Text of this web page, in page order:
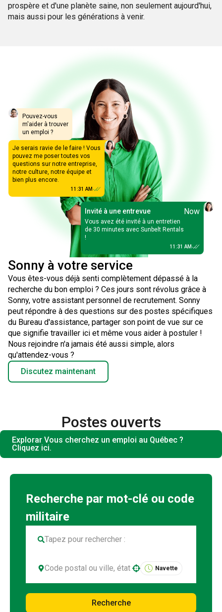
prospère et d'une planète saine, non seulement aujourd'hui,
mais aussi pour les générations à venir.
Pouvez-vous
m'aider à trouver
un emploi ?
Je serais ravie de le faire ! Vous
pouvez me poser toutes vos
questions sur notre entreprise,
notre culture, notre équipe et
bien plus encore.
11:31 AM
Invité à une entrevue Now
Vous avez été invité à un entretien
de 30 minutes avec Sunbelt Rentals
!
11:31 AM
Sonny à votre service
Vous êtes-vous déjà senti complètement dépassé à la
recherche du bon emploi ? Ces jours sont révolus grâce à
Sonny, votre assistant personnel de recrutement. Sonny
peut répondre à des questions sur des postes spécifiques
du Bureau d'assistance, partager son point de vue sur ce
que signifie travailler ici et même vous aider à postuler !
Nous rejoindre n'a jamais été aussi simple, alors
qu'attendez-vous ?
Discutez maintenant
Postes ouverts
Explorar Vous cherchez un emploi au Québec ?
Cliquez ici.
Navette
Recherche